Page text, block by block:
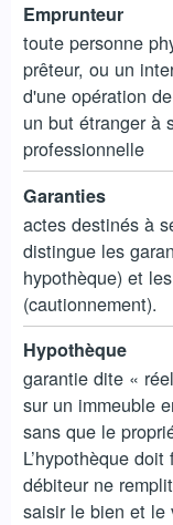
Emprunteur
toute personne
prêteur, ou un
d'une opération
un but étranger à
professionnelle
Garanties
actes destinés à
distingue les
hypothèque) et
(cautionnement).
Hypothèque
garantie dite «
sur un immeuble
sans que le
L’hypothèque
débiteur ne
saisir le bien et le